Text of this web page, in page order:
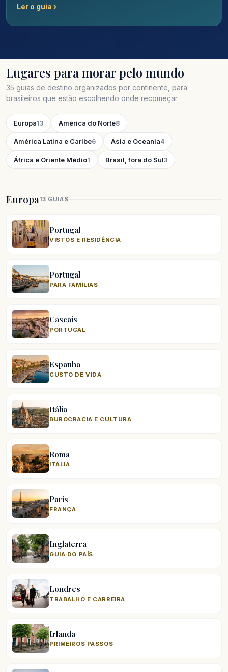
Ler o guia ›
Lugares para morar pelo mundo
35 guias de destino organizados por continente, para
brasileiros que estão escolhendo onde recomeçar.
Europa13 América do Norte8
América Latina e Caribe6 Ásia e Oceania4
África e Oriente Médio1 Brasil, fora do Sul3
Europa13 GUIAS
Portugal
VISTOS E RESIDÊNCIA
Portugal
PARA FAMÍLIAS
Cascais
PORTUGAL
Espanha
CUSTO DE VIDA
Itália
BUROCRACIA E CULTURA
Roma
ITÁLIA
Paris
FRANÇA
Inglaterra
GUIA DO PAÍS
Londres
TRABALHO E CARREIRA
Irlanda
PRIMEIROS PASSOS